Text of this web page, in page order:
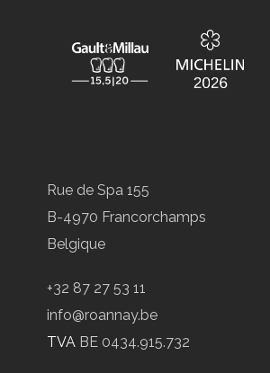
Rue de Spa 155
B-4970 Francorchamps
Belgique
+32 87 27 53 11
info@roannay.be
TVA BE 0434.915.732